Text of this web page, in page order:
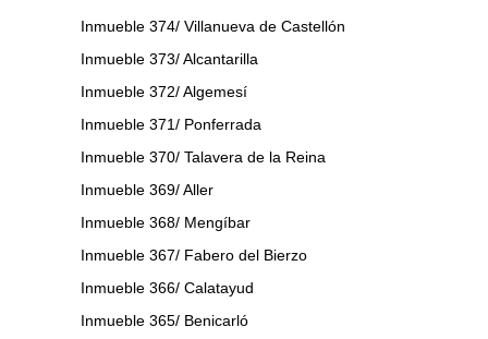
Inmueble 374/ Villanueva de Castellón
Inmueble 373/ Alcantarilla
Inmueble 372/ Algemesí
Inmueble 371/ Ponferrada
Inmueble 370/ Talavera de la Reina
Inmueble 369/ Aller
Inmueble 368/ Mengíbar
Inmueble 367/ Fabero del Bierzo
Inmueble 366/ Calatayud
Inmueble 365/ Benicarló